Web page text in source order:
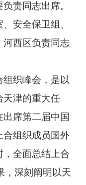
责同志出席。
安全保卫组、
河西区负责同志
织峰会，是以
天津的重大任
席第二届中国
组织成员国外
全面总结上合
，深刻阐明以天